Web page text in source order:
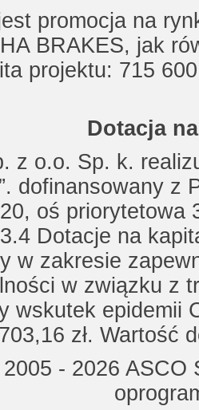
promocja na
BRAKES, jak
projektu: 715
Dotacja
z o.o. Sp. k.
dofinansowany z
oś priorytetowa
Dotacje na
w zakresie
w związku z
wskutek epidemii
703,16 zł. Wartość
- 2026